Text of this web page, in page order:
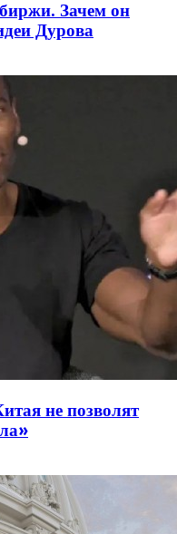
Зачем он
Дурова
не позволят